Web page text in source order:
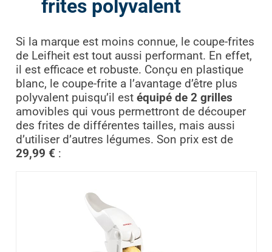
frites polyvalent
Si la marque est moins connue, le coupe-frites
de Leifheit est tout aussi performant. En effet,
il est efficace et robuste. Conçu en plastique
blanc, le coupe-frite a l’avantage d’être plus
polyvalent puisqu’il est équipé de 2 grilles
amovibles qui vous permettront de découper
des frites de différentes tailles, mais aussi
d’utiliser d’autres légumes. Son prix est de
29,99 € :